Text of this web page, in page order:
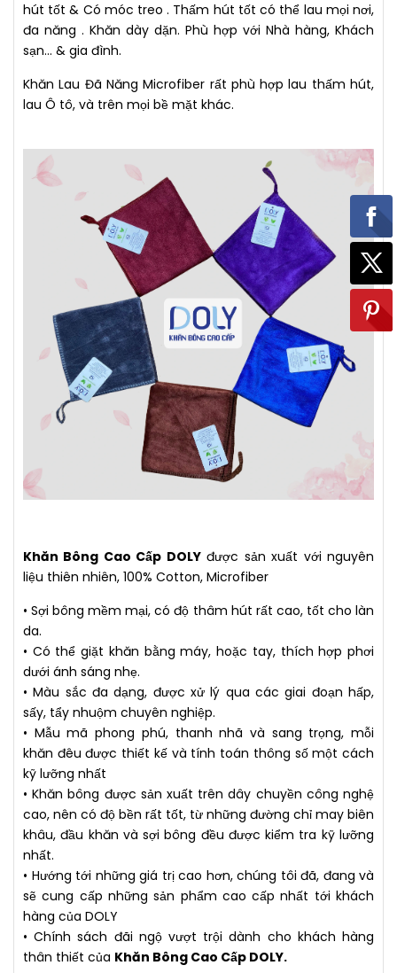
hút tốt & Có móc treo . Thấm hút tốt có thể lau mọi nơi,
đa năng . Khăn dày dặn. Phù hợp với Nhà hàng, Khách
sạn... & gia đình.
Khăn Lau Đã Năng Microfiber rất phù hợp lau thấm hút,
lau Ô tô, và trên mọi bề mặt khác.
Khăn Bông Cao Cấp DOLYđược sản xuất với nguyên
liệu thiên nhiên, 100% Cotton, Microfiber
• Sợi bông mềm mại, có độ thâm hút rất cao, tốt cho làn
da.
• Có thể giặt khăn bằng máy, hoặc tay, thích hợp phơi
dưới ánh sáng nhẹ.
• Màu sắc đa dạng, được xử lý qua các giai đoạn hấp,
sấy, tẩy nhuộm chuyên nghiệp.
• Mẫu mã phong phú, thanh nhã và sang trọng, mỗi
khăn đêu được thiết kế và tính toán thông số một cách
kỹ lưỡng nhất
• Khăn bông được sản xuất trên dây chuyền công nghệ
cao, nên có độ bền rất tốt, từ những đường chỉ may biên
khâu, đầu khăn và sợi bông đều được kiểm tra kỹ lưỡng
nhất.
• Hướng tới những giá trị cao hơn, chúng tôi đã, đang và
sẽ cung cấp những sản phẩm cao cấp nhất tới khách
hàng của DOLY
• Chính sách đãi ngộ vượt trội dành cho khách hàng
thân thiết của Khăn Bông Cao Cấp DOLY.